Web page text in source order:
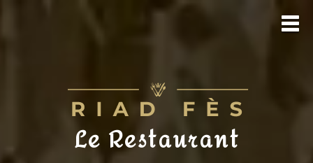
Le Restaurant